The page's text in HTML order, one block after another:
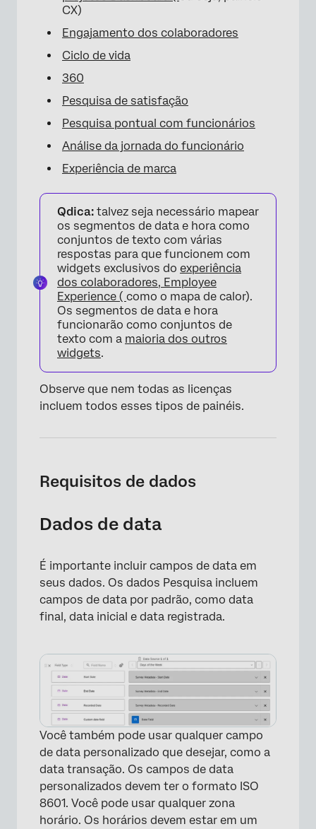
CX)
Engajamento dos colaboradores
Ciclo de vida
360
Pesquisa de satisfação
Pesquisa pontual com funcionários
Análise da jornada do funcionário
Experiência de marca
Qdica: talvez seja necessário mapear
os segmentos de data e hora como
conjuntos de texto com várias
respostas para que funcionem com
widgets exclusivos do experiência
dos colaboradores, Employee
Experience ( como o mapa de calor).
Os segmentos de data e hora
funcionarão como conjuntos de
texto com a maioria dos outros
widgets.
Observe que nem todas as licenças
incluem todos esses tipos de painéis.
Requisitos de dados
Dados de data
É importante incluir campos de data em
seus dados. Os dados Pesquisa incluem
campos de data por padrão, como data
final, data inicial e data registrada.
Você também pode usar qualquer campo
de data personalizado que desejar, como a
data transação. Os campos de data
personalizados devem ter o formato ISO
8601. Você pode usar qualquer zona
horário. Os horários devem estar em um